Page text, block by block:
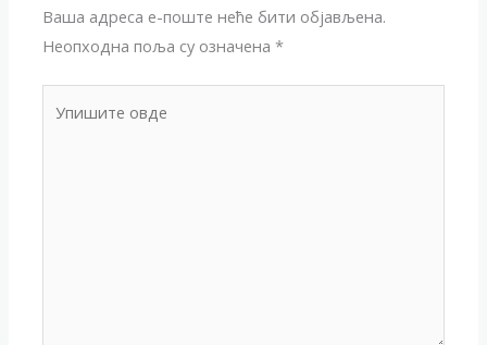
Ваша адреса е-поште неће бити објављена.
Неопходна поља су означена*